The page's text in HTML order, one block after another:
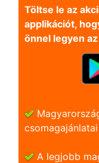
Töltse le az
applikációt,
önnel legyen
A legjobb